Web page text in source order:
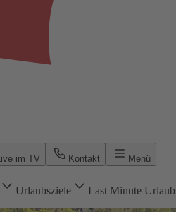
Live im TV Kontakt Menü
Urlaubsziele Last Minute Urlaub